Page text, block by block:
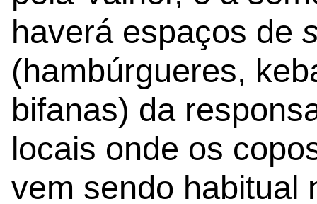
haverá espaços de
(hambúrgueres,
bifanas) da
locais onde os
vem sendo habitual